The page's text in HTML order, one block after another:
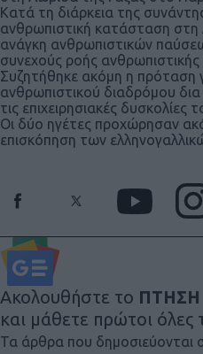
Κατά τη διάρκεια της
ανθρωπιστική κατάσταση στη
ανάγκη ανθρωπιστικών
συνεχούς ροής
Συζητήθηκε ακόμη η πρόταση
ανθρωπιστικού διαδρόμου
τις επιχειρησιακές δυσκολίες
Οι δύο ηγέτες προχώρησαν
επισκόπηση των
Ακολουθήστε το ΠΤΗΣΗ
και μάθετε πρώτοι όλες
Τα άρθρα που